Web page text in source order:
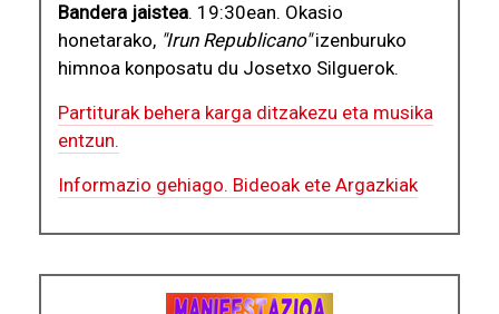
Bandera jaistea. 19:30ean. Okasio
honetarako, "Irun Republicano"izenburuko
himnoa konposatu du Josetxo Silguerok.
Partiturak behera karga ditzakezu eta musika
entzun.
Informazio gehiago. Bideoak ete Argazkiak